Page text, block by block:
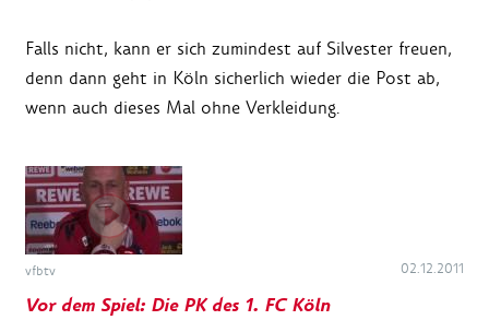
Falls nicht, kann er sich zumindest auf Silvester freuen,
denn dann geht in Köln sicherlich wieder die Post ab,
wenn auch dieses Mal ohne Verkleidung.
vfbtv 02.12.2011
Vor dem Spiel: Die PK des 1. FC Köln